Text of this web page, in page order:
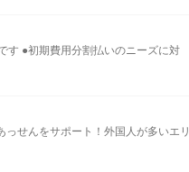
す ●初期費用分割払いのニーズに対
せんをサポート！外国人が多いエリ